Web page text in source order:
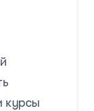
курсы